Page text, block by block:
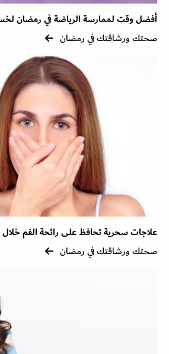
أفضل وقت لممارسة الرياضة في رمضان
صحتك ورشاقتك في رمضان
علاجات سحرية تحافظ على رائحة الفم
صحتك ورشاقتك في رمضان